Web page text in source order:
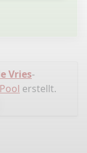
Vries-
erstellt.